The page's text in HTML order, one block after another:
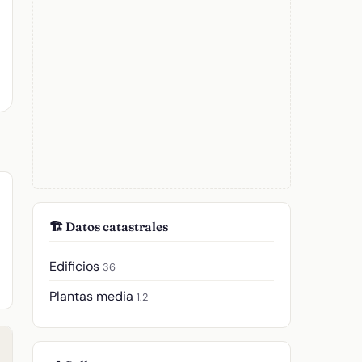
🏗️ Datos catastrales
Edificios 36
Plantas media 1.2